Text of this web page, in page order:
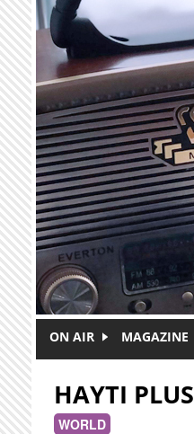
Skip to main content
ON AIR MAGAZINE
HAYTI PLUS
WORLD